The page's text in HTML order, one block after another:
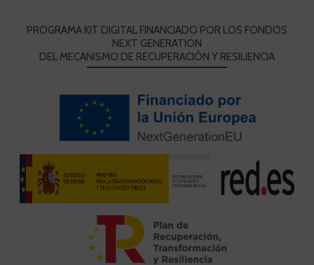
PROGRAMA KIT DIGITAL FINANCIADO POR LOS FONDOS
NEXT GENERATION
DEL MECANISMO DE RECUPERACIÓN Y RESILIENCIA